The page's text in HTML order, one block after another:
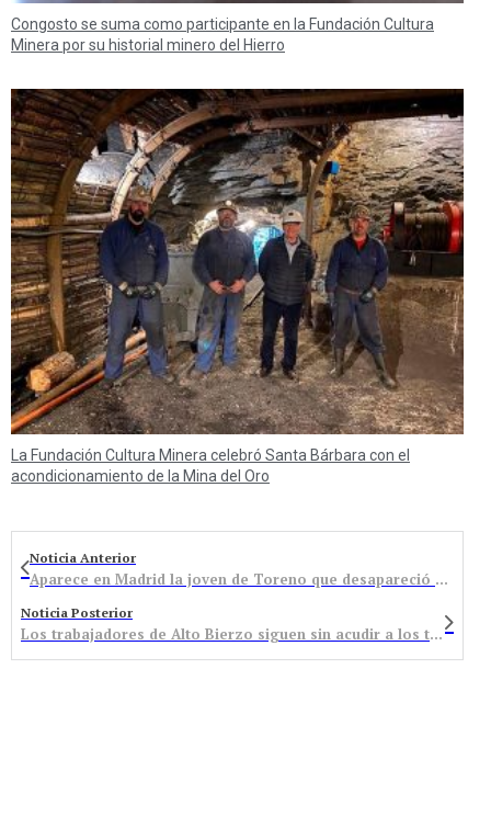
Congosto se suma como participante en la Fundación Cultura
Minera por su historial minero del Hierro
La Fundación Cultura Minera celebró Santa Bárbara con el
acondicionamiento de la Mina del Oro
Noticia Anterior
Aparece en Madrid la joven de Toreno que desapareció el martes
Noticia Posterior
Los trabajadores de Alto Bierzo siguen sin acudir a los tajos por supuestos problemas de facturación con Endesa